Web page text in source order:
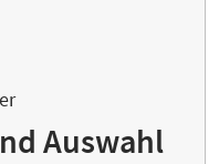
Auswahl